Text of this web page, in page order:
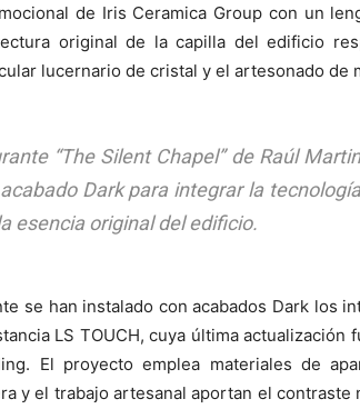
de Iris Ceramica Group con un
original de la capilla del edificio
lucernario de cristal y el artesonado de
“The Silent Chapel” de Raúl
Dark para integrar la
esencia original del edificio.
se han instalado con acabados Dark los
LS TOUCH, cuya última actualización
El proyecto emplea materiales de
y el trabajo artesanal aportan el